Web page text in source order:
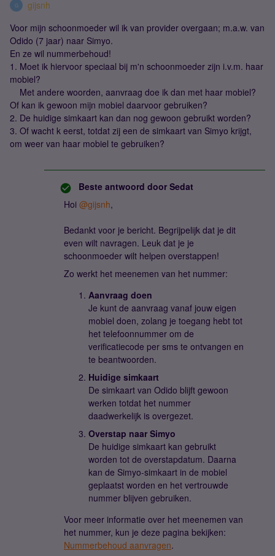
G
gijsnh
Voor mijn schoonmoeder wil ik van provider overgaan; m.a.w. van
Odido (7 jaar) naar Simyo.
En ze wil nummerbehoud!
1. Moet ik hiervoor speciaal bij m'n schoonmoeder zijn i.v.m. haar
mobiel?
Met andere woorden, aanvraag doe ik dan met haar mobiel?
Of kan ik gewoon mijn mobiel daarvoor gebruiken?
2. De huidige simkaart kan dan nog gewoon gebruikt worden?
3. Of wacht k eerst, totdat zij een de simkaart van Simyo krijgt,
om weer van haar mobiel te gebruiken?
Beste antwoord door Sedat
Hoi ​ @gijsnh,
Bedankt voor je bericht. Begrijpelijk dat je dit
even wilt navragen. Leuk dat je je
schoonmoeder wilt helpen overstappen!
Zo werkt het meenemen van het nummer:
Aanvraag doen
Je kunt de aanvraag vanaf jouw eigen
mobiel doen, zolang je toegang hebt tot
het telefoonnummer om de
verificatiecode per sms te ontvangen en
te beantwoorden.
Huidige simkaart
De simkaart van Odido blijft gewoon
werken totdat het nummer
daadwerkelijk is overgezet.
Overstap naar Simyo
De huidige simkaart kan gebruikt
worden tot de overstapdatum. Daarna
kan de Simyo-simkaart in de mobiel
geplaatst worden en het vertrouwde
nummer blijven gebruiken.
Voor meer informatie over het meenemen van
het nummer, kun je deze pagina bekijken:
Nummerbehoud aanvragen.